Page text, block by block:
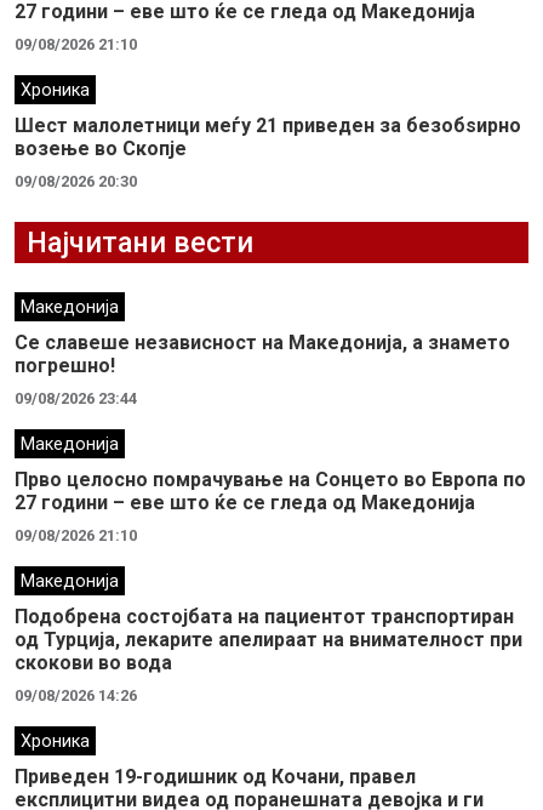
27 години – еве што ќе се гледа од Македонија
09/08/2026 21:10
Хроника
Шест малолетници меѓу 21 приведен за безобѕирно
возење во Скопје
09/08/2026 20:30
Најчитани вести
Македонија
Се славеше независност на Македонија, а знамето
погрешно!
09/08/2026 23:44
Македонија
Прво целосно помрачување на Сонцето во Европа по
27 години – еве што ќе се гледа од Македонија
09/08/2026 21:10
Македонија
Подобрена состојбата на пациентот транспортиран
од Турција, лекарите апелираат на внимателност при
скокови во вода
09/08/2026 14:26
Хроника
Приведен 19-годишник од Кочани, правел
експлицитни видеа од поранешната девојка и ги